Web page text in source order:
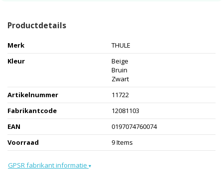
Productdetails
Merk
THULE
Kleur
Beige
Bruin
Zwart
Artikelnummer
11722
Fabrikantcode
12081103
EAN
0197074760074
Voorraad
9 Items
GPSR fabrikant informatie ▾